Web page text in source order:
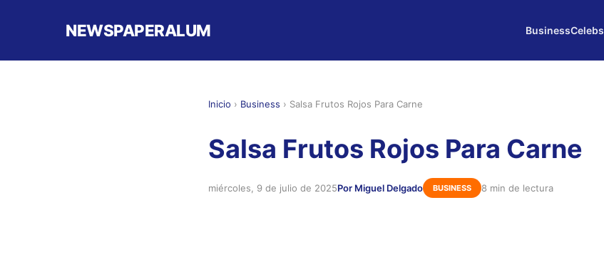
NEWSPAPERALUM BusinessCelebs
Inicio › Business › Salsa Frutos Rojos Para Carne
Salsa Frutos Rojos Para Carne
miércoles, 9 de julio de 2025Por Miguel Delgado BUSINESS 8 min de lectura